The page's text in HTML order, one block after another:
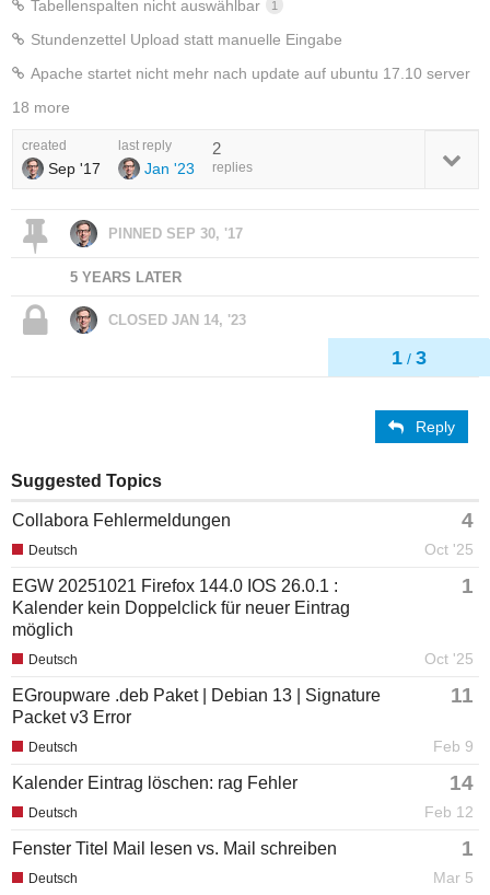
1 / 3
Tabellenspalten nicht auswählbar 1
Stundenzettel Upload statt manuelle Eingabe
Apache startet nicht mehr nach update auf ubuntu 17.10 server
18 more
created
Sep '17
last reply
Jan '23
2
replies
PINNED SEP 30, '17
5 YEARS LATER
CLOSEDJAN 14, '23
Reply
Suggested Topics
Collabora Fehlermeldungen 4
Oct '25
Deutsch
EGW 20251021 Firefox 144.0 IOS 26.0.1 :
Kalender kein Doppelclick für neuer Eintrag
möglich
1
Oct '25
Deutsch
EGroupware .deb Paket | Debian 13 | Signature
Packet v3 Error
11
Feb 9
Deutsch
Kalender Eintrag löschen: rag Fehler 14
Feb 12
Deutsch
Fenster Titel Mail lesen vs. Mail schreiben 1
Mar 5
Deutsch